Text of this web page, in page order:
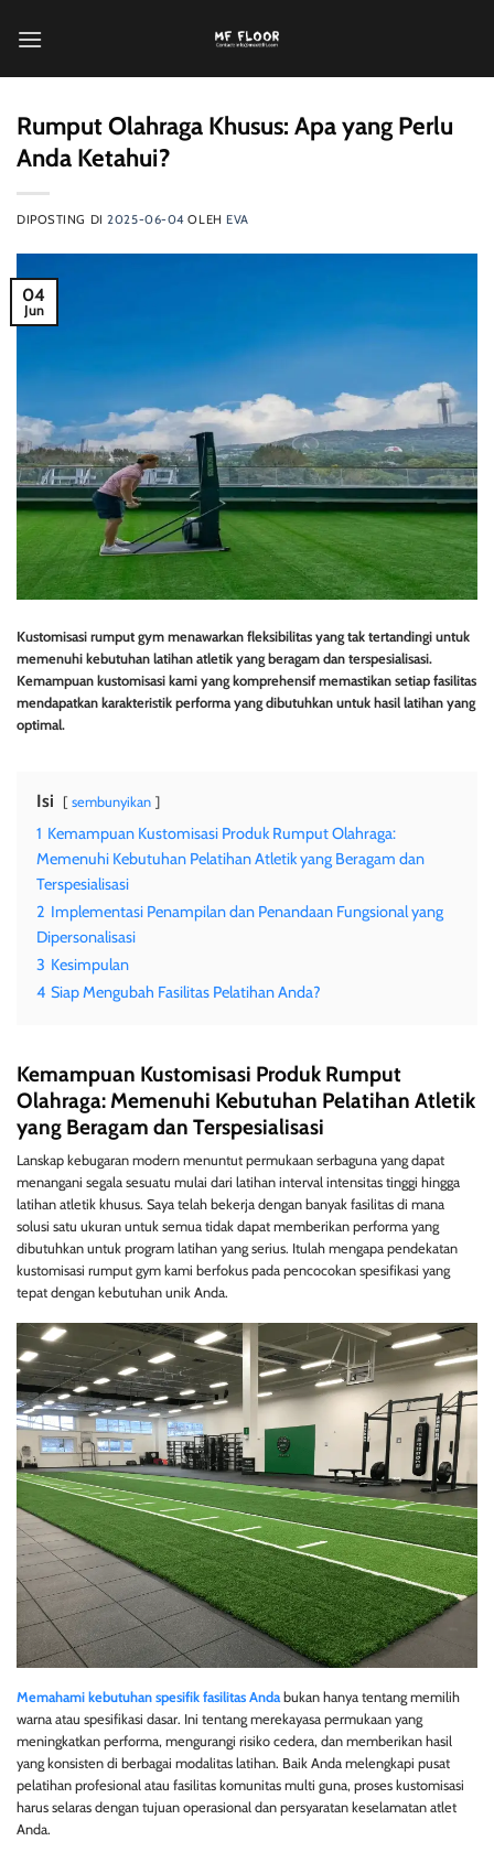
Rumput Olahraga Khusus: Apa yang Perlu
Anda Ketahui?
DIPOSTING DI2025-06-04 OLEH EVA
04
Jun
Kustomisasi rumput gym menawarkan fleksibilitas yang tak tertandingi untuk
memenuhi kebutuhan latihan atletik yang beragam dan terspesialisasi.
Kemampuan kustomisasi kami yang komprehensif memastikan setiap fasilitas
mendapatkan karakteristik performa yang dibutuhkan untuk hasil latihan yang
optimal.
Isi sembunyikan
1 Kemampuan Kustomisasi Produk Rumput Olahraga:
Memenuhi Kebutuhan Pelatihan Atletik yang Beragam dan
Terspesialisasi
2 Implementasi Penampilan dan Penandaan Fungsional yang
Dipersonalisasi
3 Kesimpulan
4 Siap Mengubah Fasilitas Pelatihan Anda?
Kemampuan Kustomisasi Produk Rumput
Olahraga: Memenuhi Kebutuhan Pelatihan Atletik
yang Beragam dan Terspesialisasi
Lanskap kebugaran modern menuntut permukaan serbaguna yang dapat
menangani segala sesuatu mulai dari latihan interval intensitas tinggi hingga
latihan atletik khusus. Saya telah bekerja dengan banyak fasilitas di mana
solusi satu ukuran untuk semua tidak dapat memberikan performa yang
dibutuhkan untuk program latihan yang serius. Itulah mengapa pendekatan
kustomisasi rumput gym kami berfokus pada pencocokan spesifikasi yang
tepat dengan kebutuhan unik Anda.
Memahami kebutuhan spesifik fasilitas Anda bukan hanya tentang memilih
warna atau spesifikasi dasar. Ini tentang merekayasa permukaan yang
meningkatkan performa, mengurangi risiko cedera, dan memberikan hasil
yang konsisten di berbagai modalitas latihan. Baik Anda melengkapi pusat
pelatihan profesional atau fasilitas komunitas multi guna, proses kustomisasi
harus selaras dengan tujuan operasional dan persyaratan keselamatan atlet
Anda.